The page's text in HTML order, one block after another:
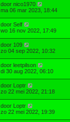
door nico1970
ma 06 mar 2023, 18:44
door Self
wo 16 nov 2022, 17:49
door 109
zo 04 sep 2022, 10:32
door leetpilson
di 30 aug 2022, 06:10
door Loptr
zo 22 mei 2022, 21:18
door Loptr
zo 22 mei 2022, 19:39